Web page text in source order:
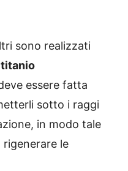
sono realizzati
essere fatta
sotto i raggi
in modo tale
rigenerare le